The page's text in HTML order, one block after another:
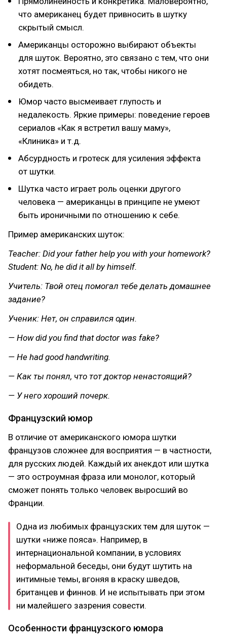
что американец будет привносить в шутку
скрытый смысл.
Американцы осторожно выбирают объекты
для шуток. Вероятно, это связано с тем, что они
хотят посмеяться, но так, чтобы никого не
обидеть.
Юмор часто высмеивает глупость и
недалекость. Яркие примеры: поведение героев
сериалов «Как я встретил вашу маму»,
«Клиника» и т.д.
Абсурдность и гротеск для усиления эффекта
от шутки.
Шутка часто играет роль оценки другого
человека — американцы в принципе не умеют
быть ироничными по отношению к себе.
Пример американских шуток:
Teacher: Did your father help you with your homework?
Student: No, he did it all by himself.
Учитель: Твой отец помогал тебе делать домашнее
задание?
Ученик: Нет, он справился один.
— How did you find that doctor was fake?
— He had good handwriting.
— Как ты понял, что тот доктор ненастоящий?
— У него хороший почерк.
Французский юмор
В отличие от американского юмора шутки
французов сложнее для восприятия — в частности,
для русских людей. Каждый их анекдот или шутка
— это остроумная фраза или монолог, который
сможет понять только человек выросший во
Франции.
Одна из любимых французских тем для шуток —
шутки «ниже пояса». Например, в
интернациональной компании, в условиях
неформальной беседы, они будут шутить на
интимные темы, вгоняя в краску шведов,
британцев и финнов. И не испытывать при этом
ни малейшего зазрения совести.
Особенности французского юмора